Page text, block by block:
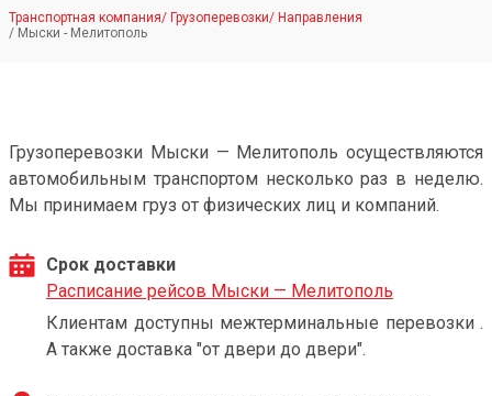
Транспортная компания/ Грузоперевозки/ Направления
/ Мыски - Мелитополь
Грузоперевозки Мыски — Мелитополь осуществляются
автомобильным транспортом несколько раз в неделю.
Мы принимаем груз от физических лиц и компаний.
Срок доставки
Расписание рейсов Мыски — Мелитополь
Клиентам доступны межтерминальные перевозки .
А также доставка "от двери до двери".